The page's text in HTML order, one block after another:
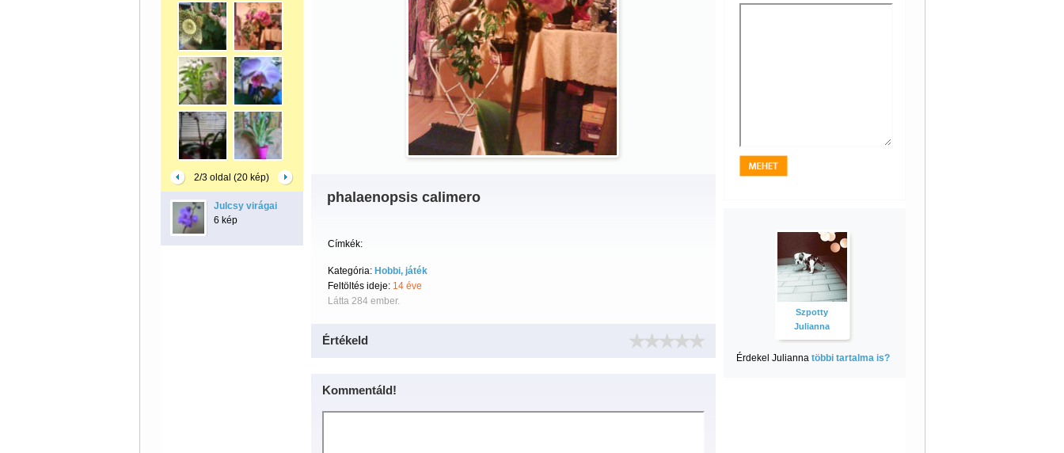
2/3 oldal (20 kép)
Julcsy virágai
6 kép
phalaenopsis calimero
Címkék:
Kategória: Hobbi, játék
Feltöltés ideje: 14 éve
Látta 284 ember.
Értékeld
Kommentáld!
Szpotty
Julianna
Érdekel Julianna többi tartalma is?